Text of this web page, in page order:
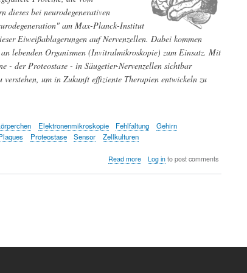
dieses bei neurodegenerativen
am Max-Planck-Institut
Eiweißablagerungen auf Nervenzellen. Dabei kommen
lebenden Organismen (Invitralmikroskopie) zum Einsatz. Mit
- der Proteostase - in Säugetier-Nervenzellen sichtbar
um in Zukunft effiziente Therapien entwickeln zu
Elektronenmikroskopie Fehlfaltung
Gehirn
Proteostase Sensor Zellkulturen
Read moreabout
Log into post comments